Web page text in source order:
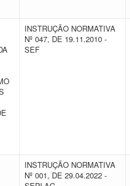
INSTRUÇÃO NORMATIVA
Nº 047, DE 19.11.2010 -
SEF
INSTRUÇÃO NORMATIVA
Nº 001, DE 29.04.2022 -